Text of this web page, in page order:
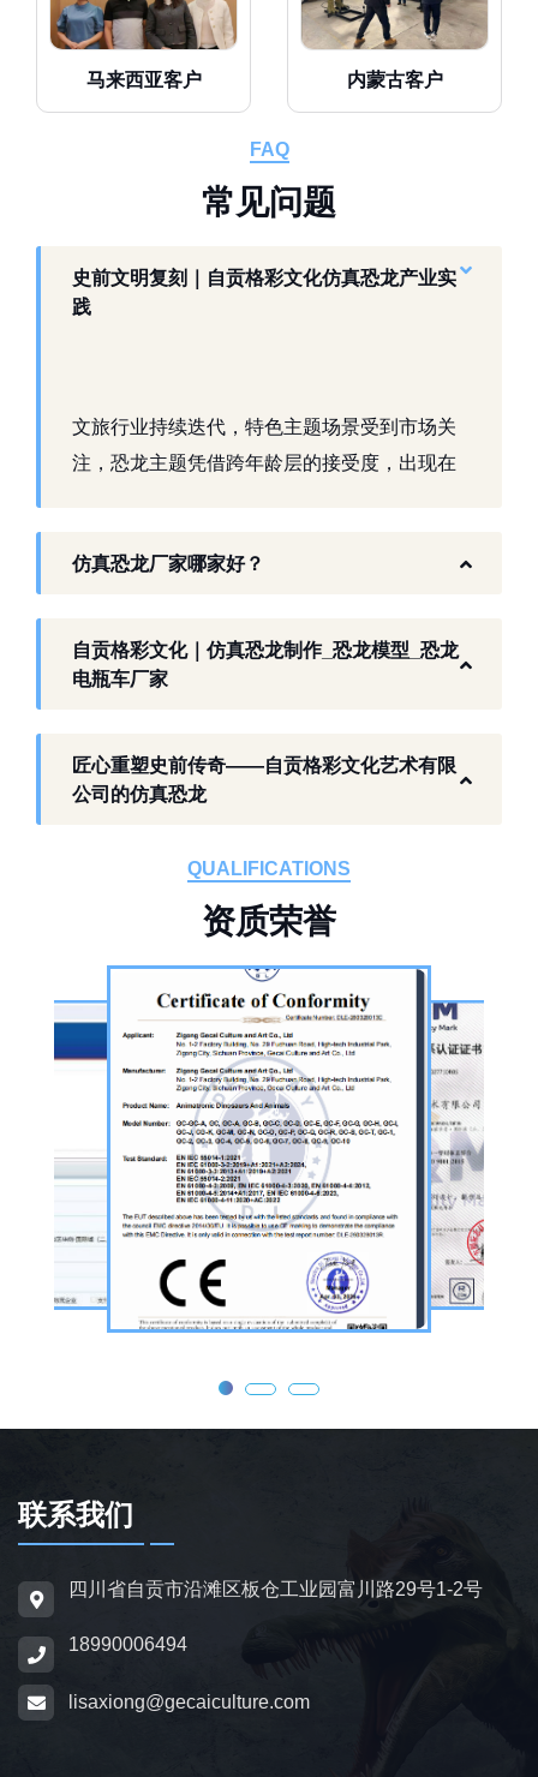
马来西亚客户 内蒙古客户
FAQ
常见问题
史前文明复刻｜自贡格彩文化仿真恐龙产业实
践
文旅行业持续迭代，特色主题场景受到市场关
注，恐龙主题凭借跨年龄层的接受度，出现在
生态。自贡格彩文化艺术有限公司扎根本地产
以工厂生产能力，为各地客户提供史前主题相
关产品与服务。
工厂生产基础 构建恐龙产业全链服务
作为开展史前仿真模型生产的恐龙制作工厂，
板仓工业园，拥有标准化生产车间、配套生产
品的恐龙制作公司。公司采用按需定制模式，
从前期方案设计、场景规划，到中期原料选
择、工序制作，再到后期运输配送、上门安装
调试，形成全流程服务，可用于主题乐园、文
旅景区、科普展馆、商业广场、大型展会、节
庆活动等场景。
公司核心业务为仿真恐龙制作，产品线涵盖静
态展示、动态互动、游乐体验三类。其中，机
器恐龙结合机械传动、智能控制技术，可实现
眨眼、张嘴吼叫、摆尾、行走、呼吸起伏等动
态效果，皮肤采用环保硅胶材质，还原史前恐
大型雕塑，覆盖霸王龙、三角龙、剑龙、长颈
龙、翼龙等常见品类，同时支持恐龙化石骨架
场景摆放。
为适配亲子游乐场景，公司推出恐龙电动车与
防滑车轮、限速装置及安全扶手，适用于乐
仿真恐龙厂家哪家好？
自贡格彩文化｜仿真恐龙制作_恐龙模型_恐龙
电瓶车厂家
匠心重塑史前传奇——自贡格彩文化艺术有限
公司的仿真恐龙
QUALIFICATIONS
资质荣誉
联系我们
四川省自贡市沿滩区板仓工业园富川路29号1-2号
18990006494
lisaxiong@gecaiculture.com